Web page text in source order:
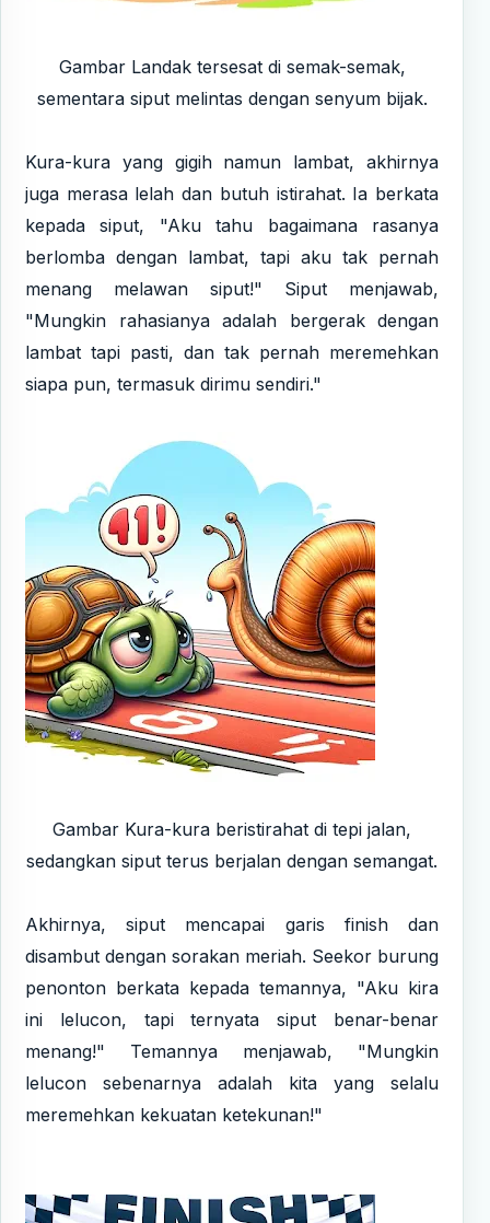
Gambar Landak tersesat di semak-semak,
sementara siput melintas dengan senyum bijak.
Kura-kura yang gigih namun lambat, akhirnya
juga merasa lelah dan butuh istirahat. Ia berkata
kepada siput, "Aku tahu bagaimana rasanya
berlomba dengan lambat, tapi aku tak pernah
menang melawan siput!" Siput menjawab,
"Mungkin rahasianya adalah bergerak dengan
lambat tapi pasti, dan tak pernah meremehkan
siapa pun, termasuk dirimu sendiri."
Gambar Kura-kura beristirahat di tepi jalan,
sedangkan siput terus berjalan dengan semangat.
Akhirnya, siput mencapai garis finish dan
disambut dengan sorakan meriah. Seekor burung
penonton berkata kepada temannya, "Aku kira
ini lelucon, tapi ternyata siput benar-benar
menang!" Temannya menjawab, "Mungkin
lelucon sebenarnya adalah kita yang selalu
meremehkan kekuatan ketekunan!"